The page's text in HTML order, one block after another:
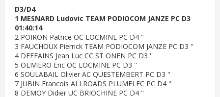
D3/D4
1 MESNARD Ludovic TEAM PODIOCOM JANZE PC D3
01:40:14
2 POIRON Patrice OC LOCMINE PC D4 ''
3 FAUCHOUX Pierrick TEAM PODIOCOM JANZE PC D3 ''
4 DEFFAINS Jean Luc CC ST ONEN PC D3 ''
5 OLIVIERO Eric OC LOCMINE PC D3 ''
6 SOULABAIL Olivier AC QUESTEMBERT PC D3 ''
7 JUBIN Francois ALLROADS PLUMELEC PC D4 ''
8 DEMOY Didier UC BRIOCHINE PC D4 ''